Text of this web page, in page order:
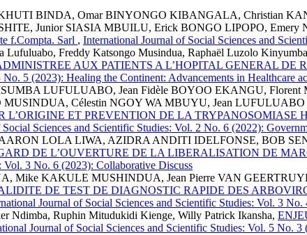
BINDA, Omar BINYONGO KIBANGALA, Christian
Junior SIASIA MBUILU, Erick BONGO LIPOPO,
f.Compta. Sarl , International Journal of Social Sciences and
Freddy Katsongo Musindua, Raphaël Luzolo
AUX PATIENTS A L’HOPITAL GENERAL DE
5 (2023): Healing the Continent: Advancements in Healthcare
LUFULUABO, Jean Fidèle BOYOO EKANGU,
Célestin NGOY WA MBUYU, Jean
ET PREVENTION DE LA
Sciences and Scientific Studies: Vol. 2 No. 6 (2022):
LOLA LIWA, AZIDRA ANDITI IDELFONSE, BOB
DE L’OUVERTURE DE LA LIBERALISATION DE
Vol. 3 No. 6 (2023): Collaborative Discuss
Mike KAKULE MUSHINDUA, Jean Pierre VAN
DE TEST DE DIAGNOSTIC RAPIDE DES
Journal of Social Sciences and Scientific Studies: Vol. 3
Ndimba, Ruphin Mitudukidi Kienge, Willy Patrick Ikansha,
Journal of Social Sciences and Scientific Studies: Vol. 5 No.